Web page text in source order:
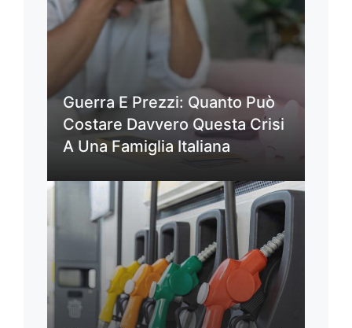
Guerra E Prezzi: Quanto Può
Costare Davvero Questa Crisi
A Una Famiglia Italiana